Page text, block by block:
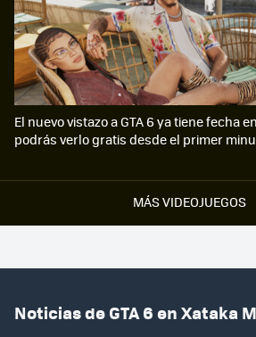
MÁS VIDEOJUEGOS
El nuevo vistazo a GTA 6 ya tiene fecha
podrás verlo gratis desde el primer
Noticias de GTA 6 en Xataka